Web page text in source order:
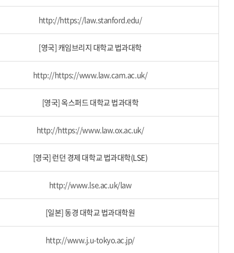
http://https://law.stanford.edu/
[영국] 캐임브리지 대학교 법과대학
http://https://www.law.cam.ac.uk/
[영국] 옥스퍼드 대학교 법과대학
http://https://www.law.ox.ac.uk/
[영국] 런던 경제 대학교 법과대학(LSE)
http://www.lse.ac.uk/law
[일본] 동경 대학교 법과대학원
http://www.j.u-tokyo.ac.jp/